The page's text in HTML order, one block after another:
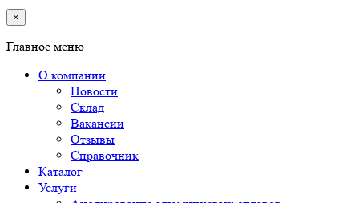
×
Главное меню
О компании
Новости
Склад
Вакансии
Отзывы
Справочник
Каталог
Услуги